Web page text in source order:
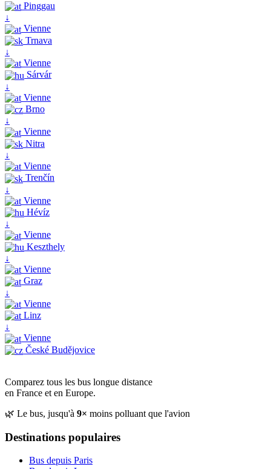
Pinggau
↓
Vienne
Trnava
↓
Vienne
Sárvár
↓
Vienne
Brno
↓
Vienne
Nitra
↓
Vienne
Trenčín
↓
Vienne
Hévíz
↓
Vienne
Keszthely
↓
Vienne
Graz
↓
Vienne
Linz
↓
Vienne
České Budějovice
Comparez tous les bus longue distance
en France et en Europe.
🌿 Le bus, jusqu'à 9× moins polluant que l'avion
Destinations populaires
Bus depuis Paris